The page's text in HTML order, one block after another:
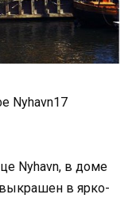
Nyhavn17
Nyhavn, в доме
в ярко-